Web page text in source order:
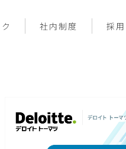
社内制度 採用